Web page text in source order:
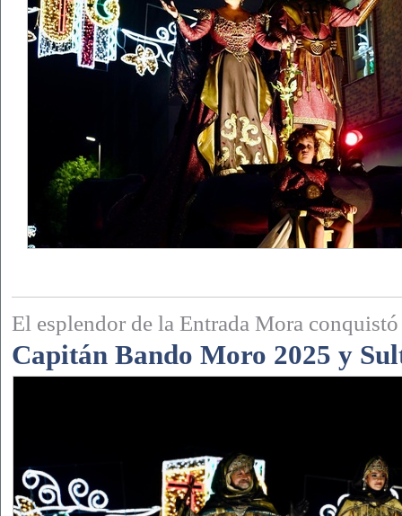
El esplendor de la Entrada Mora
Capitán Bando Moro 2025 y